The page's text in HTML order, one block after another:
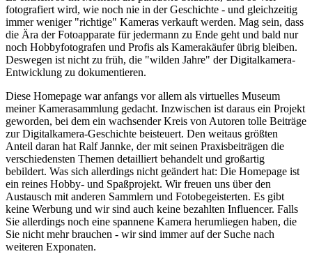
fotografiert wird, wie noch nie in der Geschichte - und gleichzeitig
immer weniger "richtige" Kameras verkauft werden. Mag sein, dass
die Ära der Fotoapparate für jedermann zu Ende geht und bald nur
noch Hobbyfotografen und Profis als Kamerakäufer übrig bleiben.
Deswegen ist nicht zu früh, die "wilden Jahre" der Digitalkamera-
Entwicklung zu dokumentieren.
Diese Homepage war anfangs vor allem als virtuelles Museum
meiner Kamerasammlung gedacht. Inzwischen ist daraus ein Projekt
geworden, bei dem ein wachsender Kreis von Autoren tolle Beiträge
zur Digitalkamera-Geschichte beisteuert. Den weitaus größten
Anteil daran hat Ralf Jannke, der mit seinen Praxisbeiträgen die
verschiedensten Themen detailliert behandelt und großartig
bebildert. Was sich allerdings nicht geändert hat: Die Homepage ist
ein reines Hobby- und Spaßprojekt. Wir freuen uns über den
Austausch mit anderen Sammlern und Fotobegeisterten. Es gibt
keine Werbung und wir sind auch keine bezahlten Influencer. Falls
Sie allerdings noch eine spannene Kamera herumliegen haben, die
Sie nicht mehr brauchen - wir sind immer auf der Suche nach
weiteren Exponaten.